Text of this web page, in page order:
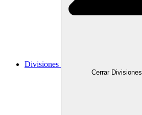
Divisiones
Cerrar Divisiones